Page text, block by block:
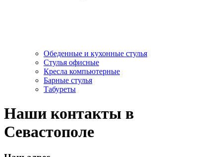
Обеденные и кухонные стулья
Стулья офисные
Кресла компьютерные
Барные стулья
Табуреты
Наши контакты в
Севастополе